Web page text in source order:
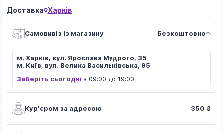
Доставка Харків
Самовивіз із магазину Безкоштовно
м. Харків, вул. Ярослава Мудрого, 35
м. Київ, вул. Велика Васильківська, 95
Заберіть сьогодні з 09:00 до 19:00
Кур'єром за адресою 350 ₴